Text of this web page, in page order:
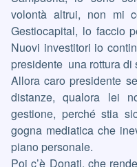
volontà altrui, non mi
Gestiocapital, lo faccio
Nuovi investitori io
presidente una rottura di
Allora caro presidente
distanze, qualora lei
gestione, perché stia
gogna mediatica che
piano personale.
Poi c’è Donati, che